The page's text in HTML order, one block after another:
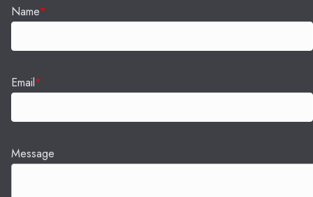
Name*
Email*
Message